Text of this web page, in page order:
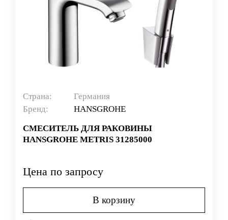
Страна:
Германия
Бренд:
HANSGROHE
СМЕСИТЕЛЬ ДЛЯ РАКОВИНЫ
HANSGROHE METRIS 31285000
Цена по запросу
В корзину